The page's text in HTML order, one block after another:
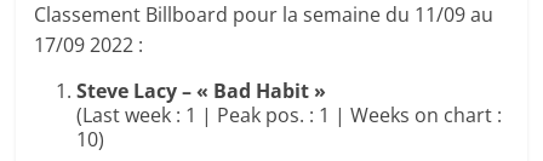
Classement Billboard pour la semaine du 11/09 au
17/09 2022 :
Steve Lacy – « Bad Habit »
(Last week : 1 | Peak pos. : 1 | Weeks on chart :
10)